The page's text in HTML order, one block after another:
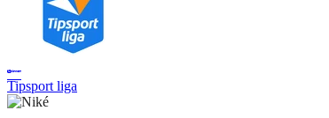
Tipsport liga